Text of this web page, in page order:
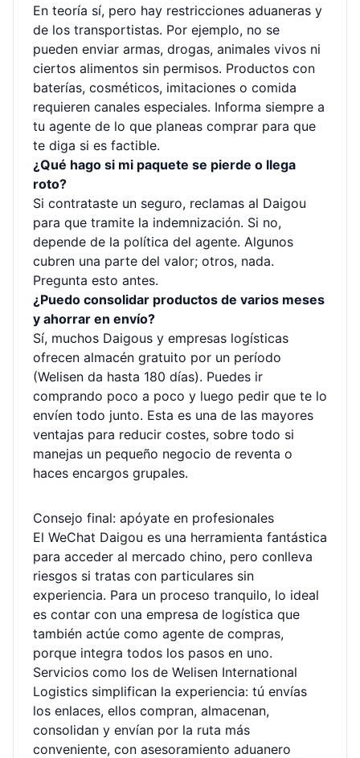
En teoría sí, pero hay restricciones aduaneras y
de los transportistas. Por ejemplo, no se
pueden enviar armas, drogas, animales vivos ni
ciertos alimentos sin permisos. Productos con
baterías, cosméticos, imitaciones o comida
requieren canales especiales. Informa siempre a
tu agente de lo que planeas comprar para que
te diga si es factible.
¿Qué hago si mi paquete se pierde o llega
roto?
Si contrataste un seguro, reclamas al Daigou
para que tramite la indemnización. Si no,
depende de la política del agente. Algunos
cubren una parte del valor; otros, nada.
Pregunta esto antes.
¿Puedo consolidar productos de varios meses
y ahorrar en envío?
Sí, muchos Daigous y empresas logísticas
ofrecen almacén gratuito por un período
(Welisen da hasta 180 días). Puedes ir
comprando poco a poco y luego pedir que te lo
envíen todo junto. Esta es una de las mayores
ventajas para reducir costes, sobre todo si
manejas un pequeño negocio de reventa o
haces encargos grupales.
Consejo final: apóyate en profesionales
El WeChat Daigou es una herramienta fantástica
para acceder al mercado chino, pero conlleva
riesgos si tratas con particulares sin
experiencia. Para un proceso tranquilo, lo ideal
es contar con una empresa de logística que
también actúe como agente de compras,
porque integra todos los pasos en uno.
Servicios como los de Welisen International
Logistics simplifican la experiencia: tú envías
los enlaces, ellos compran, almacenan,
consolidan y envían por la ruta más
conveniente, con asesoramiento aduanero